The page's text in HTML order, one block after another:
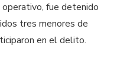
fue detenido
tres menores de
en el delito.